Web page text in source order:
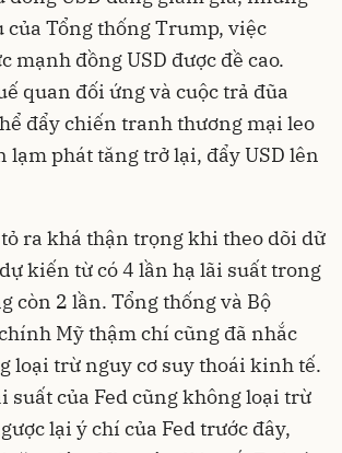
Tổng thống Trump, việc
mạnh đồng USD được đề cao.
quan đối ứng và cuộc trả đũa
đẩy chiến tranh thương mại leo
lạm phát tăng trở lại, đẩy USD lên
ra khá thận trọng khi theo dõi dữ
kiến từ có 4 lần hạ lãi suất trong
còn 2 lần. Tổng thống và Bộ
Mỹ thậm chí cũng đã nhắc
loại trừ nguy cơ suy thoái kinh tế.
suất của Fed cũng không loại trừ
lại ý chí của Fed trước đây,